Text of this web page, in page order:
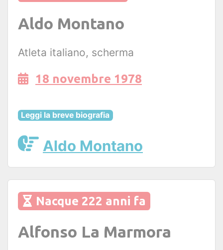
Aldo Montano
Atleta italiano, scherma
18 novembre 1978
Leggi la breve biografia
Aldo Montano
Nacque 222 anni fa
Alfonso La Marmora